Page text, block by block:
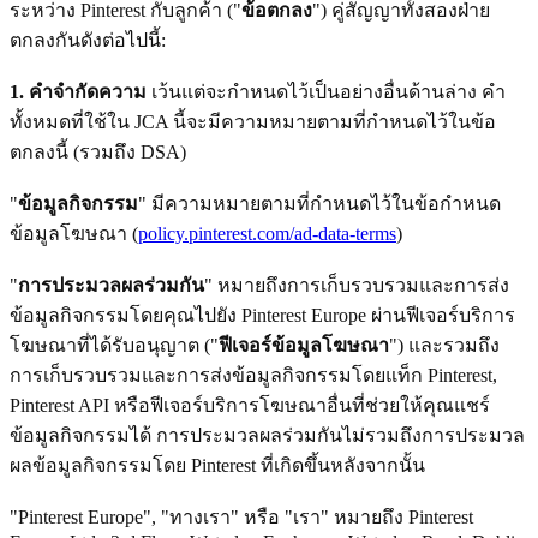
ระหว่าง Pinterest กับลูกค้า ("ข้อตกลง") คู่สัญญาทั้งสองฝ่าย
ตกลงกันดังต่อไปนี้:
1. คําจํากัดความ เว้นแต่จะกำหนดไว้เป็นอย่างอื่นด้านล่าง คำ
ทั้งหมดที่ใช้ใน JCA นี้จะมีความหมายตามที่กำหนดไว้ในข้อ
ตกลงนี้ (รวมถึง DSA)
"ข้อมูลกิจกรรม" มีความหมายตามที่กำหนดไว้ในข้อกําหนด
ข้อมูลโฆษณา (policy.pinterest.com/ad-data-terms)
"การประมวลผลร่วมกัน" หมายถึงการเก็บรวบรวมและการส่ง
ข้อมูลกิจกรรมโดยคุณไปยัง Pinterest Europe ผ่านฟีเจอร์บริการ
โฆษณาที่ได้รับอนุญาต ("ฟีเจอร์ข้อมูลโฆษณา") และรวมถึง
การเก็บรวบรวมและการส่งข้อมูลกิจกรรมโดยแท็ก Pinterest,
Pinterest API หรือฟีเจอร์บริการโฆษณาอื่นที่ช่วยให้คุณแชร์
ข้อมูลกิจกรรมได้ การประมวลผลร่วมกันไม่รวมถึงการประมวล
ผลข้อมูลกิจกรรมโดย Pinterest ที่เกิดขึ้นหลังจากนั้น
"Pinterest Europe", "ทางเรา" หรือ "เรา" หมายถึง Pinterest